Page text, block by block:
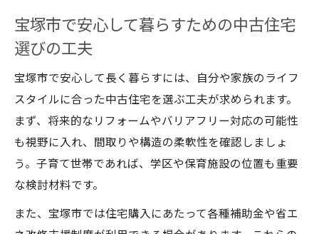
宝塚市で安心して暮らすための中古住宅
選びの工夫
宝塚市で安心して長く暮らすには、自分や家族のライフ
スタイルに合った中古住宅を選ぶ工夫が求められます。
まず、将来的なリフォームやバリアフリー対応の可能性
も視野に入れ、間取りや構造の柔軟性を確認しましょ
う。子育て世帯であれば、学区や保育施設の位置も重要
な検討材料です。
また、宝塚市では住宅購入にあたって各種補助金や省エ